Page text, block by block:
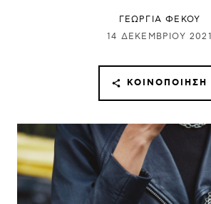
ΓΕΩΡΓΙΑ ΦΕΚΟΥ
14 ΔΕΚΕΜΒΡΊΟΥ 2021
ΚΟΙΝΟΠΟΊΗΣΗ